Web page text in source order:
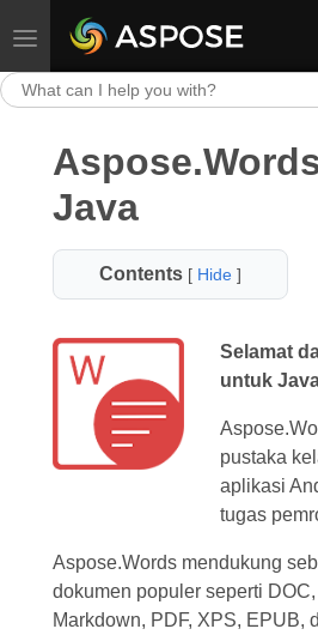
Toggle navigation
Java
Contents [ Hide]
Selamat
untuk
pustaka
aplikasi
tugas
Aspose.Words mendukung
dokumen populer seperti
Markdown, PDF, XPS, EPUB,